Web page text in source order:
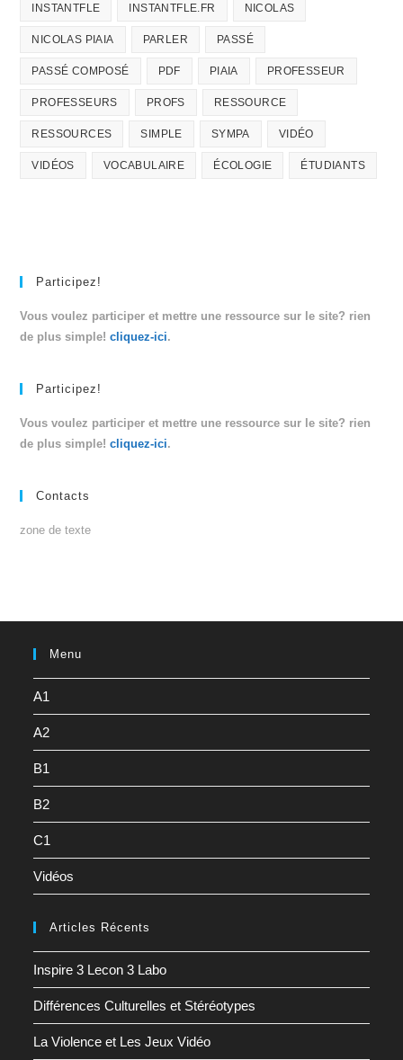
INSTANTFLE INSTANTFLE.FR NICOLAS
NICOLAS PIAIA PARLER PASSÉ
PASSÉ COMPOSÉ PDF PIAIA PROFESSEUR
PROFESSEURS PROFS RESSOURCE
RESSOURCES SIMPLE SYMPA VIDÉO
VIDÉOS VOCABULAIRE ÉCOLOGIE ÉTUDIANTS
Participez!
Vous voulez participer et mettre une ressource sur le site? rien
de plus simple!cliquez-ici.
Participez!
Vous voulez participer et mettre une ressource sur le site? rien
de plus simple!cliquez-ici.
Contacts
zone de texte
Menu
A1
A2
B1
B2
C1
Vidéos
Articles Récents
Inspire 3 Lecon 3 Labo
Différences Culturelles et Stéréotypes
La Violence et Les Jeux Vidéo